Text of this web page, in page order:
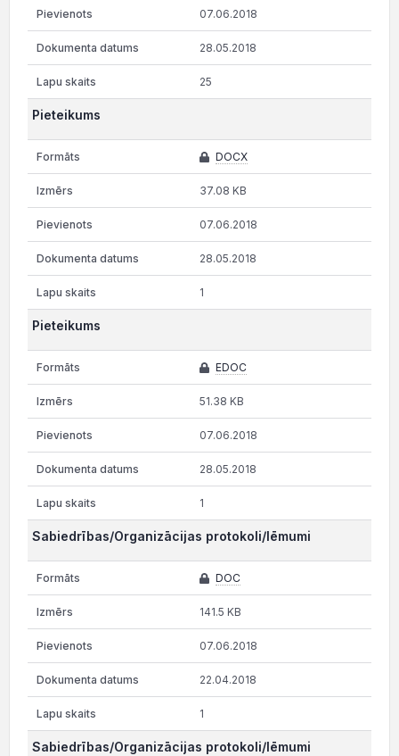
07.06.2018
28.05.2018
25
Pieteikums
DOCX
37.08 KB
07.06.2018
28.05.2018
1
Pieteikums
EDOC
51.38 KB
07.06.2018
28.05.2018
1
Sabiedrības/Organizācijas protokoli/lēmumi
DOC
141.5 KB
07.06.2018
22.04.2018
1
Sabiedrības/Organizācijas protokoli/lēmumi